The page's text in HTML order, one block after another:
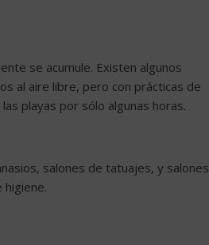
se acumule. Existen algunos
al aire libre, pero con prácticas de
playas por sólo algunas horas.
salones de tatuajes, y salones
higiene.